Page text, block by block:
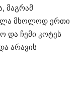
მაგრამ
მხოლოდ ერთი
და ჩემი კოტეს
არავის